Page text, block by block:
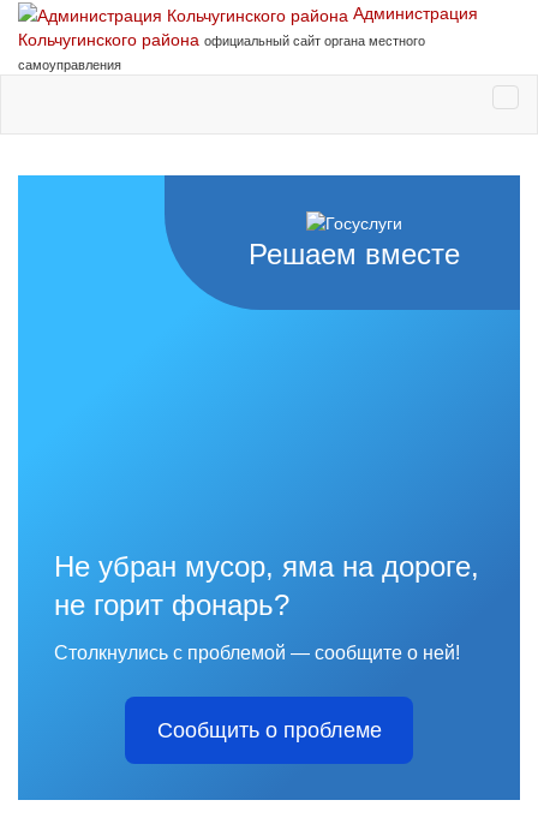
Администрация
Кольчугинского района официальный сайт органа местного
самоуправления
Решаем вместе
Не убран мусор, яма на дороге,
не горит фонарь?
Столкнулись с проблемой — сообщите о ней!
Сообщить о проблеме